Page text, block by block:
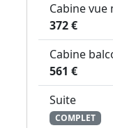
Cabine vue
372 €
Cabine
561 €
Suite
COMPLET